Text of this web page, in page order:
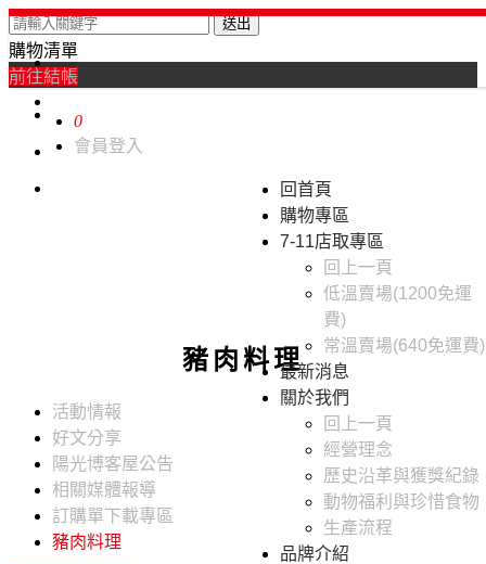
0
會員登入
回首頁
購物專區
7-11店取專區
回上一頁
低溫賣場(1200免運
費)
常溫賣場(640免運費)
最新消息
關於我們
回上一頁
經營理念
歷史沿革與獲獎紀錄
動物福利與珍惜食物
生產流程
品牌介紹
送出
購物清單
前往結帳
豬肉料理
活動情報
好文分享
陽光博客屋公告
相關媒體報導
訂購單下載專區
豬肉料理